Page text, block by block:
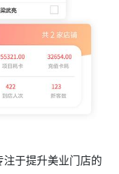
注于提升美业门店的